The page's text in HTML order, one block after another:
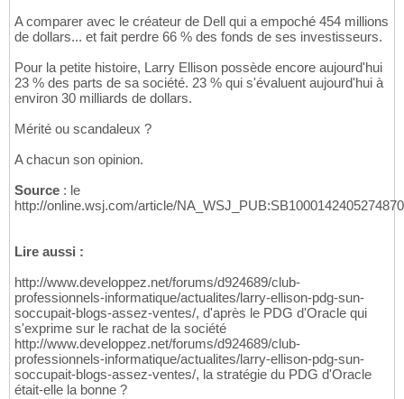
A comparer avec le créateur de Dell qui a empoché 454 millions
de dollars... et fait perdre 66 % des fonds de ses investisseurs.
Pour la petite histoire, Larry Ellison possède encore aujourd'hui
23 % des parts de sa société. 23 % qui s'évaluent aujourd'hui à
environ 30 milliards de dollars.
Mérité ou scandaleux ?
A chacun son opinion.
Source : le
http://online.wsj.com/article/
Lire aussi :
http://www.developpez.net/forums/d924689/club-
professionnels-informatique/actualites/larry-ellison-pdg-sun-
soccupait-blogs-assez-ventes/, d'après le PDG d'Oracle qui
s'exprime sur le rachat de la société
http://www.developpez.net/forums/d924689/club-
professionnels-informatique/actualites/larry-ellison-pdg-sun-
soccupait-blogs-assez-ventes/, la stratégie du PDG d'Oracle
était-elle la bonne ?